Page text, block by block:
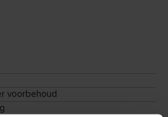
en een berging voor
nodig hebt. Energielabel A+++
€ 530.000 v.o.n.
dicht bij elkaar. Beneden vind je
die levendigheid toevoegen.
theater, winkels en horeca. En wil je
voorbehoud